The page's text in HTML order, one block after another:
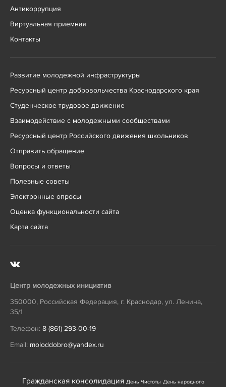
Антикоррупция
Виртуальная приемная
Контакты
Развитие молодежной инфраструктуры
Ресурсный центр добровольчества Краснодарского края
Студенческое трудовое движение
Взаимодействие с молодежными сообществами
Ресурсный центр Российского движения школьников
Отправить обращение
Вопросы и ответы
Полезные советы
Электронные опросы
Оценка функциональности сайта
Карта сайта
Центр молодежных инициатив
350000, Российская Федерация, г. Краснодар, ул. Ленина,
35/1
Телефон: 8 (861) 293-00-19
Email: moloddobro@yandex.ru
Гражданская консолидация День Чистоты День народного